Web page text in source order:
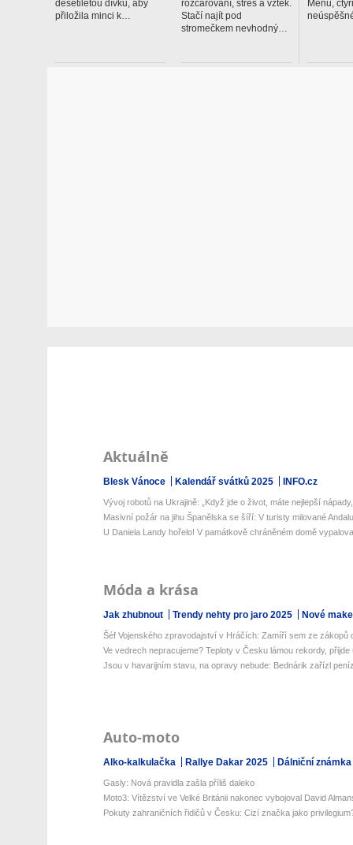
desetiletou dívku, aby
přiložila minci k…
rozčarování, stres a vztek.
Stačí najít pod
stromečkem nevhodný…
Menu,
Aktuálně
Blesk Vánoce Kalendář svátků 2025 INFO.cz
Vývoj robotů na Ukrajině: „Když jde o život, máte nejlepší
Masivní požár na jihu Španělska se šíří: V turisty milované
U Daniela Landy hořelo! V památkově chráněném domě
Móda a krása
Jak zhubnout Trendy nehty pro jaro 2025 Nové
Šéf Vojenského zpravodajství v Hráčích: Zamíří sem ze zákopů
Ve vedrech nepracujeme? Teploty v Česku lámou rekordy, přijde
Jsou v havarijním stavu, na opravy nebude: Bednárik zařízl
Auto-moto
Alko-kalkulačka Rallye Dakar 2025 Dálniční
Gasly: Nová pravidla zašla příliš daleko
Moto3: Vítězství ve Velké Británii nakonec vybojoval David
Pokuty zahraničních řidičů v Česku: Cizí značka jako